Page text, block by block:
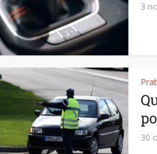
3
30